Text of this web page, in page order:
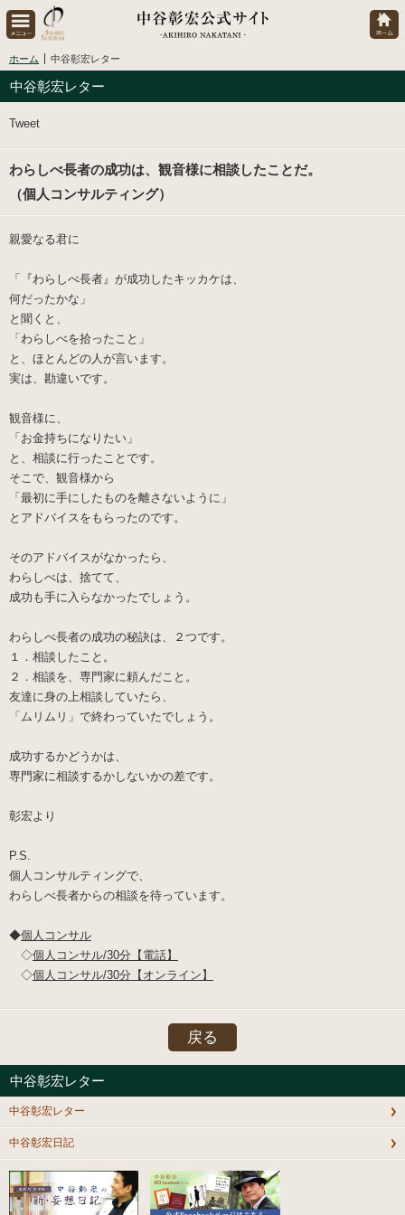
ホーム 中谷彰宏レター
中谷彰宏レター
Tweet
わらしべ長者の成功は、観音様に相談したことだ。
（個人コンサルティング）
親愛なる君に
「『わらしべ長者』が成功したキッカケは、
何だったかな」
と聞くと、
「わらしべを拾ったこと」
と、ほとんどの人が言います。
実は、勘違いです。
観音様に、
「お金持ちになりたい」
と、相談に行ったことです。
そこで、観音様から
「最初に手にしたものを離さないように」
とアドバイスをもらったのです。
そのアドバイスがなかったら、
わらしべは、捨てて、
成功も手に入らなかったでしょう。
わらしべ長者の成功の秘訣は、２つです。
１．相談したこと。
２．相談を、専門家に頼んだこと。
友達に身の上相談していたら、
「ムリムリ」で終わっていたでしょう。
成功するかどうかは、
専門家に相談するかしないかの差です。
彰宏より
P.S.
個人コンサルティングで、
わらしべ長者からの相談を待っています。
◆個人コンサル
◇個人コンサル/30分【電話】
◇個人コンサル/30分【オンライン】
戻る
中谷彰宏レター
中谷彰宏レター
中谷彰宏日記